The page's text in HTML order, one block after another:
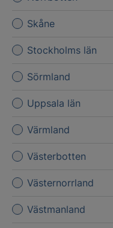
Skåne
Stockholms län
Sörmland
Uppsala län
Värmland
Västerbotten
Västernorrland
Västmanland